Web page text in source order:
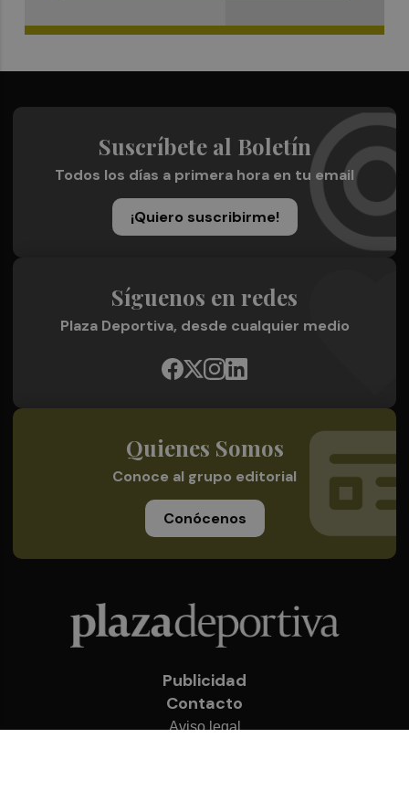
Suscríbete al Boletín
Todos los días a primera hora en tu email
¡Quiero suscribirme!
Síguenos en redes
Plaza Deportiva, desde cualquier medio
Quienes Somos
Conoce al grupo editorial
Conócenos
Publicidad
Contacto
Aviso legal